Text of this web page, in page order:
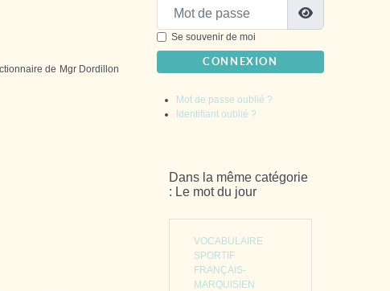
de Mgr Dordillon
Se souvenir de moi
CONNEXION
Mot de passe oublié ?
Identifiant oublié ?
Dans la même catégorie
: Le mot du jour
VOCABULAIRE
SPORTIF
FRANÇAIS-
MARQUISIEN